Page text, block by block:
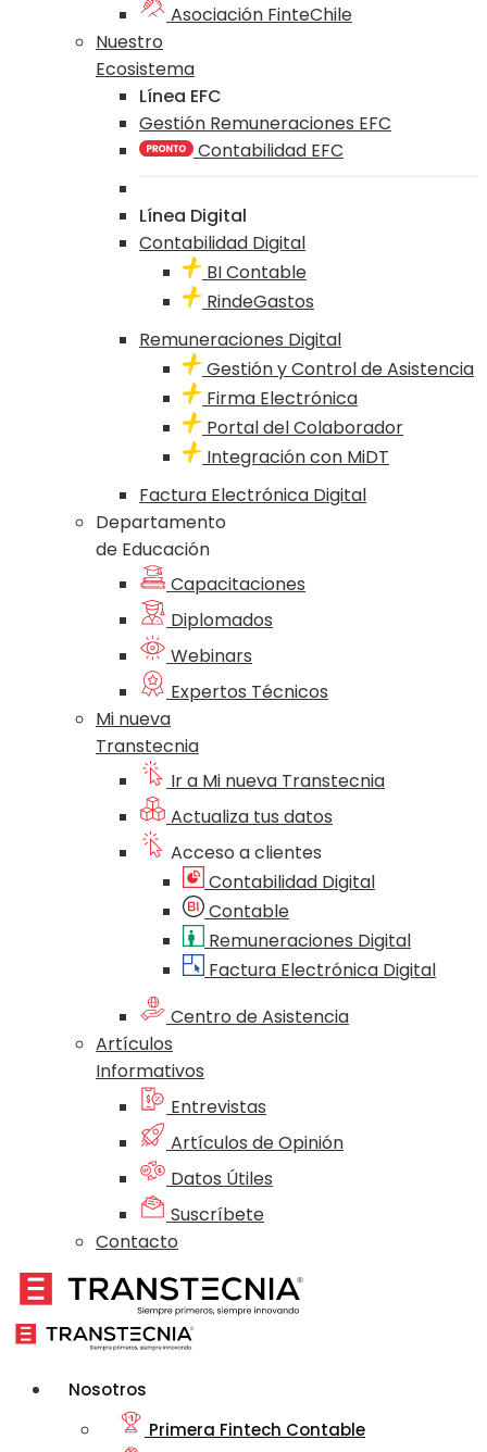
Asociación FinteChile
Nuestro
Ecosistema
Línea EFC
Gestión Remuneraciones EFC
Contabilidad EFC
Línea Digital
Contabilidad Digital
BI Contable
RindeGastos
Remuneraciones Digital
Gestión y Control de Asistencia
Firma Electrónica
Portal del Colaborador
Integración con MiDT
Factura Electrónica Digital
Departamento
de Educación
Capacitaciones
Diplomados
Webinars
Expertos Técnicos
Mi nueva
Transtecnia
Ir a Mi nueva Transtecnia
Actualiza tus datos
Acceso a clientes
Contabilidad Digital
Contable
Remuneraciones Digital
Factura Electrónica Digital
Centro de Asistencia
Artículos
Informativos
Entrevistas
Artículos de Opinión
Datos Útiles
Suscríbete
Contacto
Nosotros
Primera Fintech Contable